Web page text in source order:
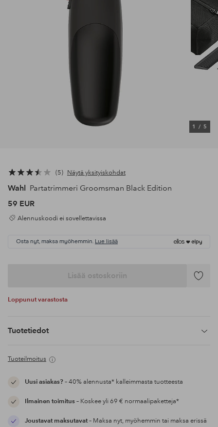
1 / 5
5 Näytä yksityiskohdat
Wahl Partatrimmeri Groomsman Black Edition
59 EUR
Alennuskoodi ei sovellettavissa
Osta nyt, maksa myöhemmin. Lue lisää
Lisää ostoskoriin
Lisää
Loppunut varastosta
Tuotetiedot
Tuoteilmoitus
Uusi asiakas?– 40% alennusta* kalleimmasta tuotteesta
Ilmainen toimitus– Koskee yli 69 € normaalipaketteja*
Joustavat maksutavat– Maksa nyt, myöhemmin tai maksa erissä